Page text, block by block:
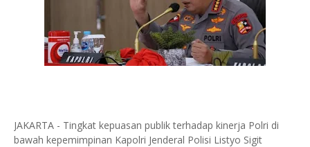
JAKARTA - Tingkat kepuasan publik terhadap kinerja Polri di
bawah kepemimpinan Kapolri Jenderal Polisi Listyo Sigit